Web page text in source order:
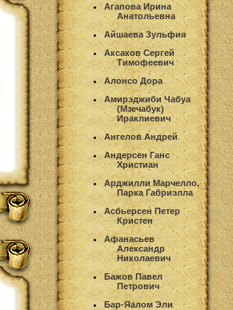
Агапова Ирина
Анатольевна
Айшаева Зульфия
Аксаков Сергей
Тимофеевич
Алонсо Дора
Амирэджиби Чабуа
(Мзечабук)
Ираклиевич
Ангелов Андрей
Андерсен Ганс
Христиан
Арджилли Марчелло,
Парка Габриэлла
Асбьерсен Петер
Кристен
Афанасьев
Александр
Николаевич
Бажов Павел
Петрович
Бар-Яалом Эли